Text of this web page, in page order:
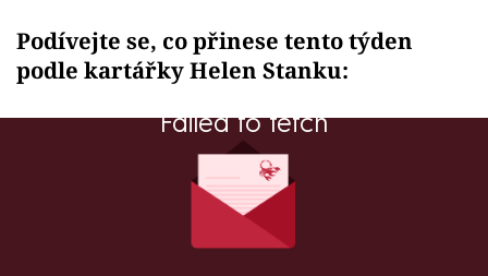
Podívejte se, co přinese tento týden
podle kartářky Helen Stanku:
Failed to fetch